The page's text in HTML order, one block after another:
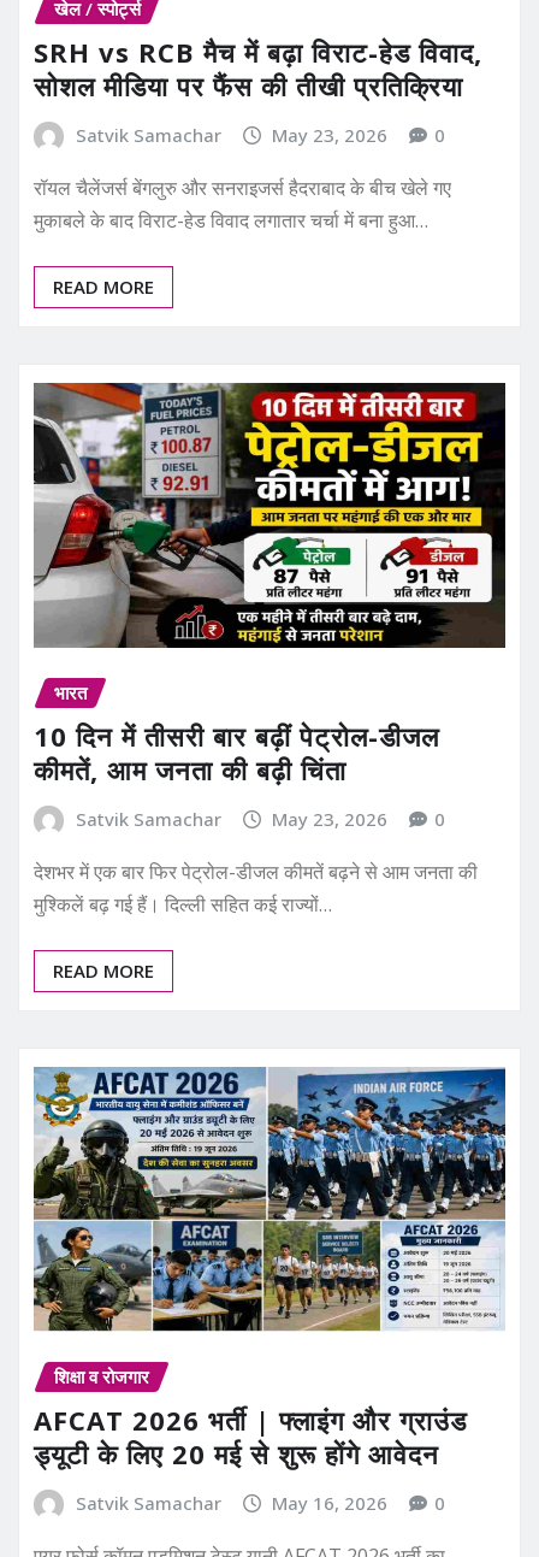
खेल / स्पोर्ट्स
SRH vs RCB मैच में बढ़ा विराट-हेड विवाद,
सोशल मीडिया पर फैंस की तीखी प्रतिक्रिया
Satvik Samachar May 23, 2026 0
रॉयल चैलेंजर्स बेंगलुरु और सनराइजर्स हैदराबाद के बीच खेले गए
मुकाबले के बाद विराट-हेड विवाद लगातार चर्चा में बना हुआ…
READ MORE
भारत
10 दिन में तीसरी बार बढ़ीं पेट्रोल-डीजल
कीमतें, आम जनता की बढ़ी चिंता
Satvik Samachar May 23, 2026 0
देशभर में एक बार फिर पेट्रोल-डीजल कीमतें बढ़ने से आम जनता की
मुश्किलें बढ़ गई हैं। दिल्ली सहित कई राज्यों…
READ MORE
शिक्षा व रोजगार
AFCAT 2026 भर्ती | फ्लाइंग और ग्राउंड
ड्यूटी के लिए 20 मई से शुरू होंगे आवेदन
Satvik Samachar May 16, 2026 0